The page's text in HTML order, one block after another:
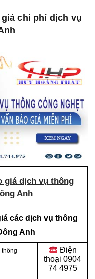
chi phí dịch vụ
giá dịch vụ thông
Anh
các dịch vụ thông
Anh
thông
Điện
thoại 0904
74 4975